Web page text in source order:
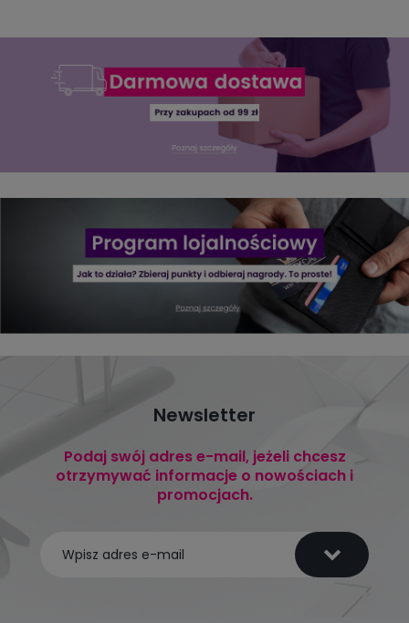
Newsletter
Podaj swój adres e-mail, jeżeli chcesz
otrzymywać informacje o nowościach i
promocjach.